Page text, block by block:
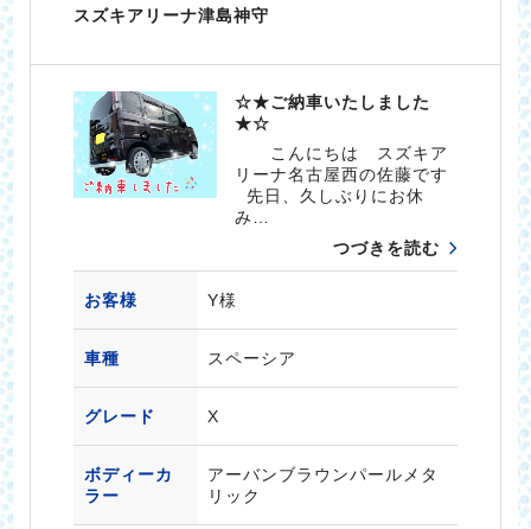
スズキアリーナ津島神守
☆★ご納車いたしました
★☆
こんにちは スズキア
リーナ名古屋西の佐藤です
先日、久しぶりにお休
み…
つづきを読む
お客様 Y様
車種 スペーシア
グレード X
ボディーカ
ラー
アーバンブラウンパールメタ
リック